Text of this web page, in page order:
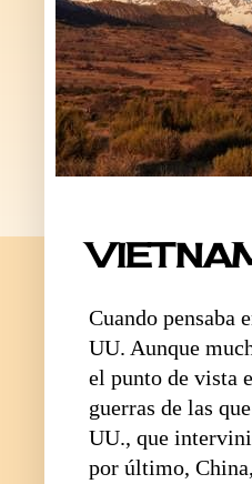
Cuando pensaba
UU. Aunque
el punto de vista
guerras de las
UU., que
por último,